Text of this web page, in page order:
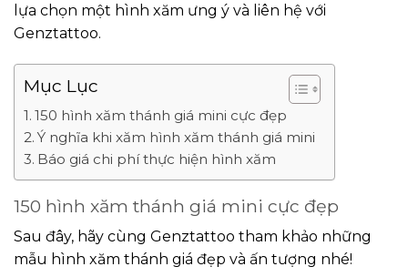
lựa chọn một hình xăm ưng ý và liên hệ với
Genztattoo.
Mục Lục
150 hình xăm thánh giá mini cực đẹp
Ý nghĩa khi xăm hình xăm thánh giá mini
Báo giá chi phí thực hiện hình xăm
150 hình xăm thánh giá mini cực đẹp
Sau đây, hãy cùng Genztattoo tham khảo những
mẫu hình xăm thánh giá đẹp và ấn tượng nhé!